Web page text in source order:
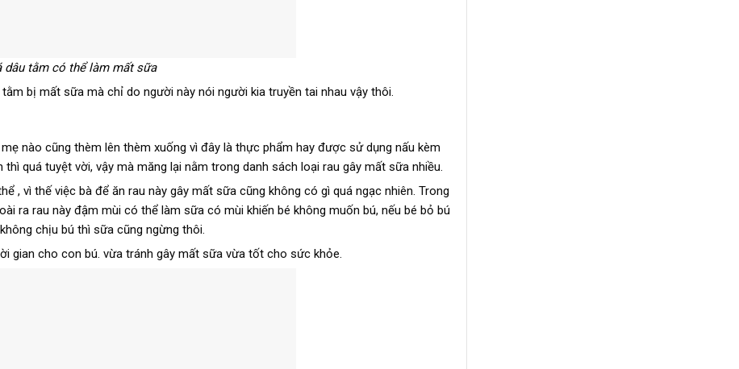
dâu tằm có thể làm mất sữa
bị mất sữa mà chỉ do người này nói người kia truyền tai nhau vậy thôi.
nào cũng thèm lên thèm xuống vì đây là thực phẩm hay được sử dụng nấu kèm
quá tuyệt vời, vậy mà măng lại nằm trong danh sách loại rau gây mất sữa nhiều.
, vì thế việc bà để ăn rau này gây mất sữa cũng không có gì quá ngạc nhiên. Trong
ra rau này đậm mùi có thể làm sữa có mùi khiến bé không muốn bú, nếu bé bỏ bú
chịu bú thì sữa cũng ngừng thôi.
gian cho con bú. vừa tránh gây mất sữa vừa tốt cho sức khỏe.